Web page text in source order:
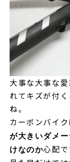
大事な大事な
れてキズが付
ね。
カーボンバイ
が大きいダメ
けなのか心配で